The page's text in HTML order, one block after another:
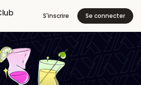
S'inscrire Se connecter